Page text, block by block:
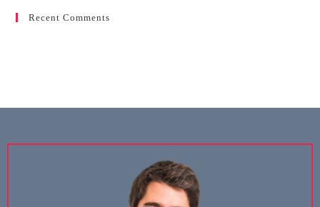
Recent Comments